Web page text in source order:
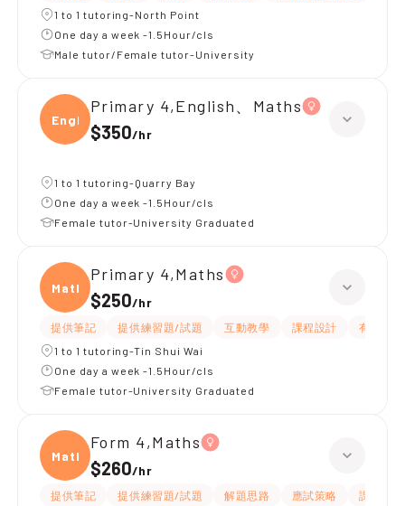
1 to 1 tutoring-North Point
One day a week -1.5Hour/cls
Male tutor/Female tutor-University
Engli
Primary 4,English、Maths
$350/hr
1 to 1 tutoring-Quarry Bay
One day a week -1.5Hour/cls
Female tutor-University Graduated
Maths
Primary 4,Maths
$250/hr
提供筆記 提供練習題/試題 互動教學 課程設計
有耐性
1 to 1 tutoring-Tin Shui Wai
One day a week -1.5Hour/cls
Female tutor-University Graduated
Maths
Form 4,Maths
$260/hr
提供筆記 提供練習題/試題 解題思路 應試策略
課程設計